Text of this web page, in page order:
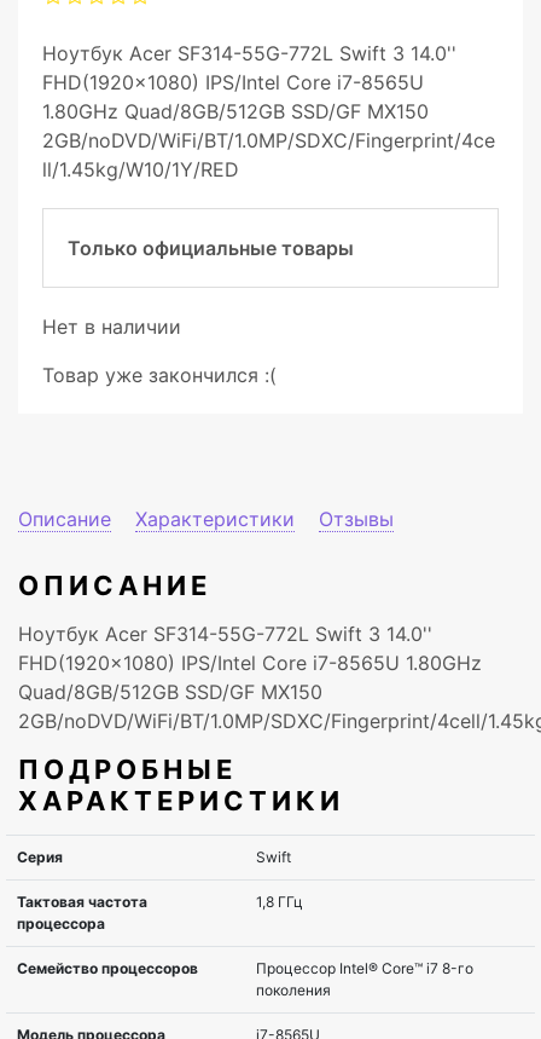
Ноутбук Acer SF314-55G-772L Swift 3 14.0''
FHD(1920x1080) IPS/Intel Core i7-8565U
1.80GHz Quad/8GB/512GB SSD/GF MX150
2GB/noDVD/WiFi/BT/1.0MP/SDXC/Fingerprint/4ce
ll/1.45kg/W10/1Y/RED
Только официальные товары
Нет в наличии
Товар уже закончился :(
Описание Характеристики Отзывы
ОПИСАНИЕ
Ноутбук Acer SF314-55G-772L Swift 3 14.0''
FHD(1920x1080) IPS/Intel Core i7-8565U 1.80GHz
Quad/8GB/512GB SSD/GF MX150
2GB/noDVD/WiFi/BT/1.0MP/SDXC/Fingerprint/4cell/
ПОДРОБНЫЕ
ХАРАКТЕРИСТИКИ